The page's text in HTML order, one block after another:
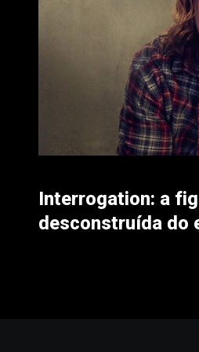
Interrogation: a
desconstruída do